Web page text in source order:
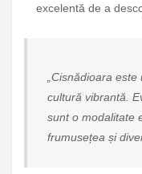
excelentă de a
„Cisnădioara
cultură vibrantă.
sunt o modalitate
frumusețea și